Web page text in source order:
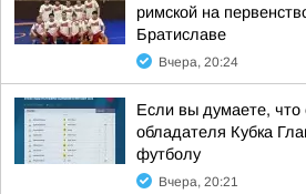
римской на
Братиславе
Вчера, 20:24
Если вы думаете, что
обладателя Кубка
футболу
Вчера, 20:21